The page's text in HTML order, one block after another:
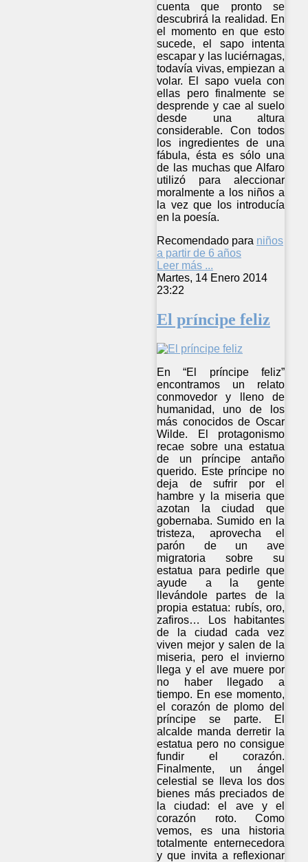
cuenta que pronto se
descubrirá la realidad. En
el momento en que esto
sucede, el sapo intenta
escapar y las luciérnagas,
todavía vivas, empiezan a
volar. El sapo vuela con
ellas pero finalmente se
desprende y cae al suelo
desde una altura
considerable. Con todos
los ingredientes de una
fábula, ésta es sólo una
de las muchas que Alfaro
utilizó para aleccionar
moralmente a los niños a
la vez que los introducía
en la poesía.
Recomendado para niños
a partir de 6 años
Leer más ...
Martes, 14 Enero 2014
23:22
El príncipe feliz
En “El príncipe feliz”
encontramos un relato
conmovedor y lleno de
humanidad, uno de los
más conocidos de Oscar
Wilde. El protagonismo
recae sobre una estatua
de un príncipe antaño
querido. Este príncipe no
deja de sufrir por el
hambre y la miseria que
azotan la ciudad que
gobernaba. Sumido en la
tristeza, aprovecha el
parón de un ave
migratoria sobre su
estatua para pedirle que
ayude a la gente
llevándole partes de la
propia estatua: rubís, oro,
zafiros… Los habitantes
de la ciudad cada vez
viven mejor y salen de la
miseria, pero el invierno
llega y el ave muere por
no haber llegado a
tiempo. En ese momento,
el corazón de plomo del
príncipe se parte. El
alcalde manda derretir la
estatua pero no consigue
fundir el corazón.
Finalmente, un ángel
celestial se lleva los dos
bienes más preciados de
la ciudad: el ave y el
corazón roto. Como
vemos, es una historia
totalmente enternecedora
y que invita a reflexionar